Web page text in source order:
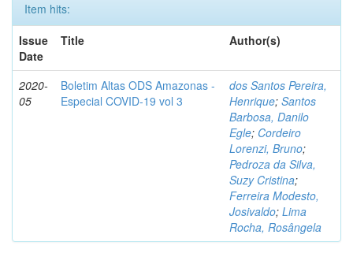
Item hits:
Issue
Date
Title Author(s)
2020-
05
Boletim Altas ODS Amazonas -
Especial COVID-19 vol 3
dos Santos Pereira,
Henrique; Santos
Barbosa, Danilo
Egle; Cordeiro
Lorenzi, Bruno;
Pedroza da Silva,
Suzy Cristina;
Ferreira Modesto,
Josivaldo; Lima
Rocha, Rosângela